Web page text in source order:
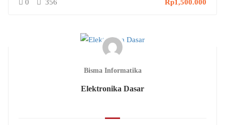
0 356 Rp1,500.000
Bisma Informatika
Elektronika Dasar